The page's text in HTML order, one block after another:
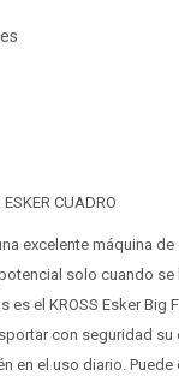
CUADRO
excelente máquina
solo cuando
es el KROSS Esker Big
con seguridad su
en el uso diario.